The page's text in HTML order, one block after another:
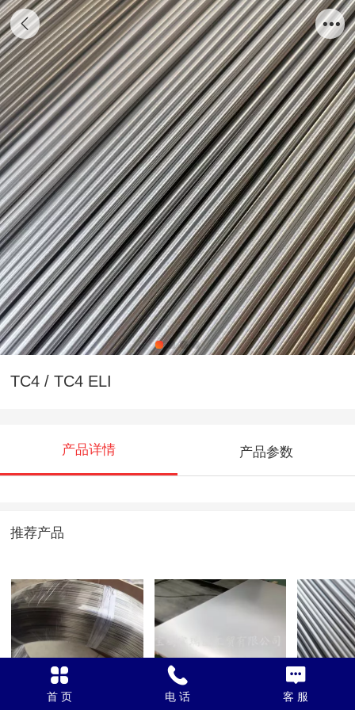
TC4 / TC4 ELI
产品详情 产品参数
推荐产品
Gr23 抛光丝 TA2G TC4 /
首 页 电 话 客 服